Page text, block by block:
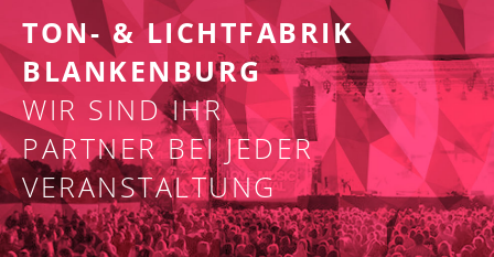
TON- & LICHTFABRIK
BLANKENBURG
WIR SIND IHR
PARTNER BEI JEDER
VERANSTALTUNG